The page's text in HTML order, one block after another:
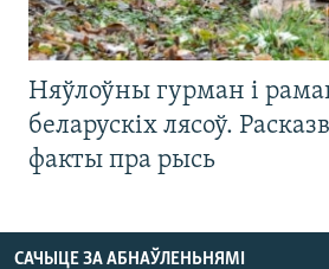
Няўлоўны гурман і
беларускіх лясоў.
факты пра рысь
САЧЫЦЕ ЗА АБНАЎЛЕНЬНЯМІ